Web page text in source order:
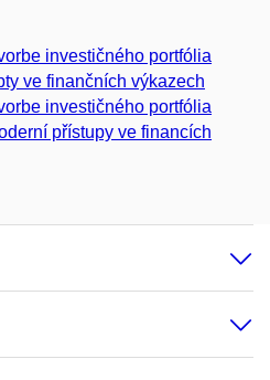
investičného portfólia
ve finančních výkazech
investičného portfólia
přístupy ve financích